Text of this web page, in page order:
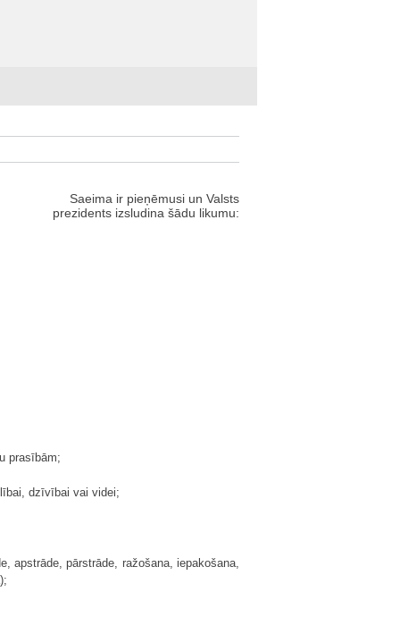
Saeima ir pieņēmusi un Valsts
prezidents izsludina šādu likumu:
prasībām;
dzīvībai vai videi;
pārstrāde, ražošana, iepakošana,